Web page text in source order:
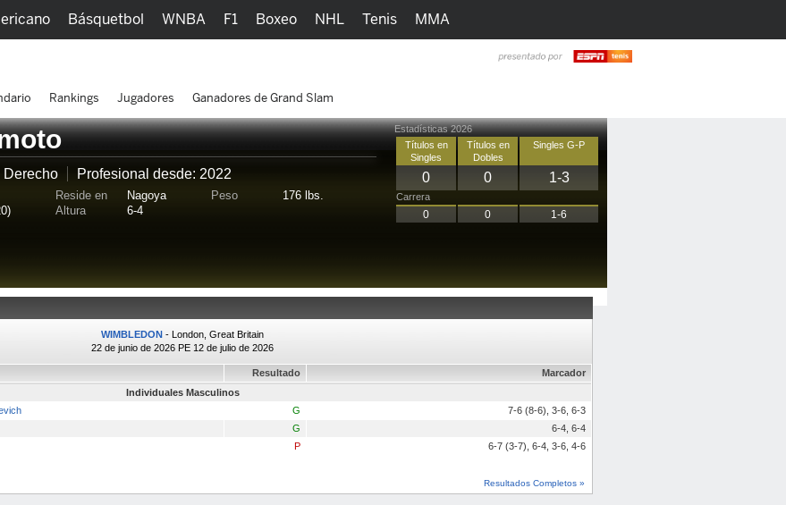
Derecho Profesional desde: 2022
Reside en
Nagoya
Altura
6-4
Peso 176 lbs.
Estadísticas 2026
Títulos en
Singles
Títulos en
Dobles
Singles G-P
0 0 1-3
Carrera
0 0 1-6
WIMBLEDON - London, Great Britain
22 de junio de 2026 PE 12 de julio de 2026
Resultado
Marcador
Individuales Masculinos
G
7-6 (8-6), 3-6, 6-3
G
6-4, 6-4
P
6-7 (3-7), 6-4, 3-6, 4-6
Resultados Completos »
Básquetbol WNBA F1 Boxeo NHL Tenis MMA
Ediciones
Rankings Jugadores Ganadores de Grand Slam